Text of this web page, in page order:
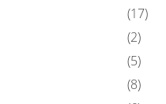
(17)
(2)
(5)
(8)